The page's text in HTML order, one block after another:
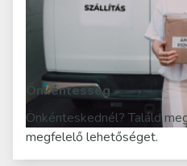
Önkéntesség
Önkénteskednél? Találd
megfelelő lehetőséget.